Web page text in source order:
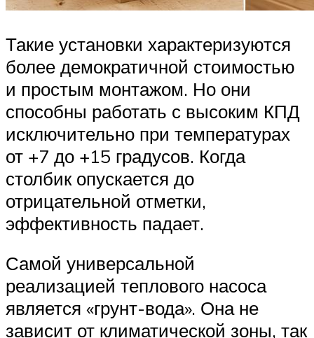
Такие установки характеризуются
более демократичной стоимостью
и простым монтажом. Но они
способны работать с высоким КПД
исключительно при температурах
от +7 до +15 градусов. Когда
столбик опускается до
отрицательной отметки,
эффективность падает.
Самой универсальной
реализацией теплового насоса
является «грунт-вода». Она не
зависит от климатической зоны, так